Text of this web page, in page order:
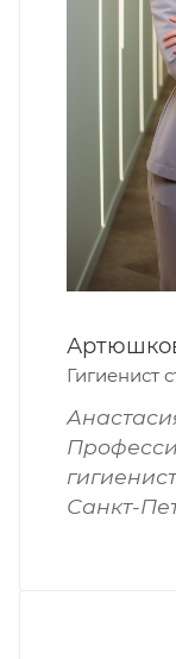
Гигиенист
Санкт-